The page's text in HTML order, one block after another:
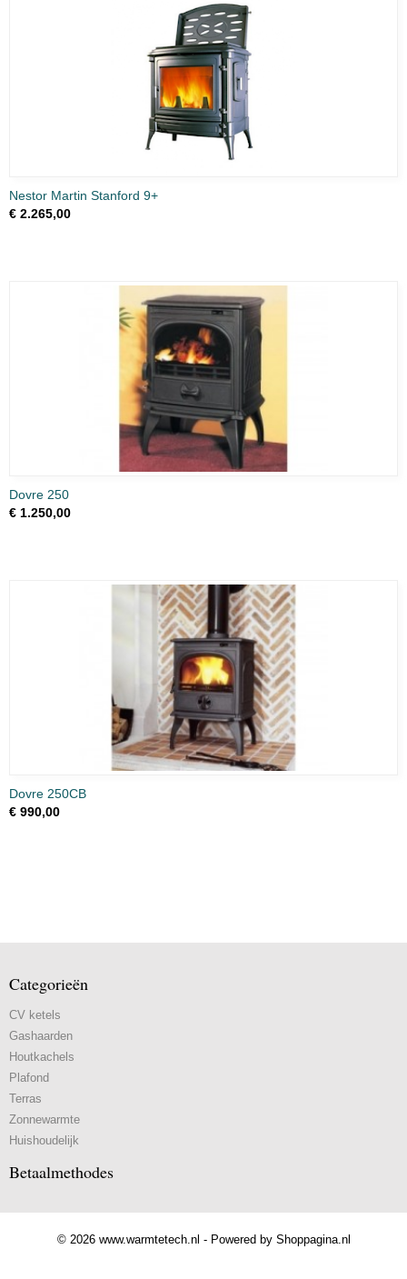
Nestor Martin Stanford 9+
€ 2.265,00
Dovre 250
€ 1.250,00
Dovre 250CB
€ 990,00
Categorieën
CV ketels
Gashaarden
Houtkachels
Plafond
Terras
Zonnewarmte
Huishoudelijk
Betaalmethodes
© 2026 www.warmtetech.nl - Powered by Shoppagina.nl